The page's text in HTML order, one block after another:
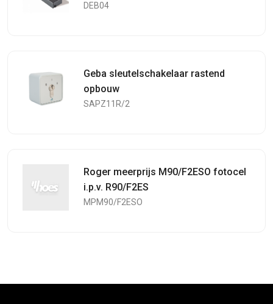
DEB04
Geba sleutelschakelaar rastend
opbouw
SAPZ11R/2
Roger meerprijs M90/F2ESO fotocel
i.p.v. R90/F2ES
MPM90/F2ESO